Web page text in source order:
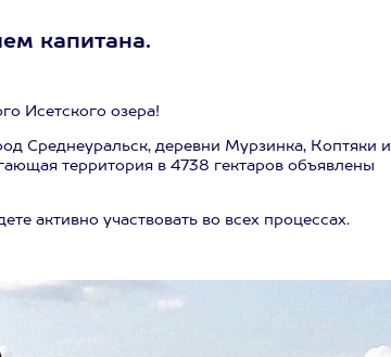
капитана.
Исетского озера!
Среднеуральск, деревни Мурзинка, Коптяки и
территория в 4738 гектаров объявлены
активно участвовать во всех процессах.